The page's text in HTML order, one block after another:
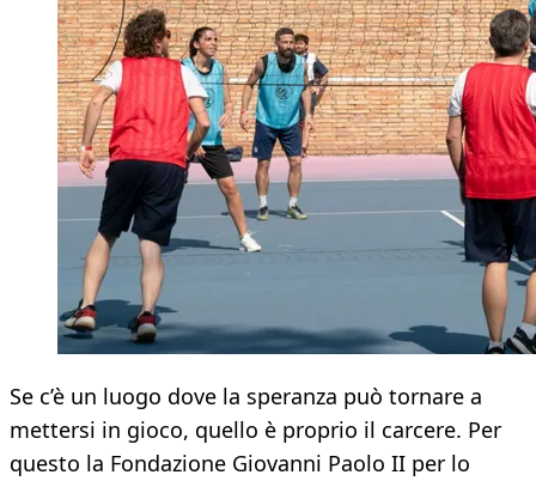
Se c’è un luogo dove la speranza può tornare a
mettersi in gioco, quello è proprio il carcere. Per
questo la Fondazione Giovanni Paolo II per lo